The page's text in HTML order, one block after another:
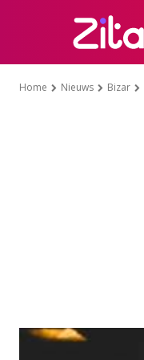
Home Nieuws Bizar